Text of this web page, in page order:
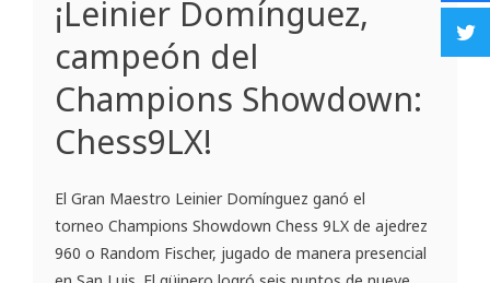
¡Leinier Domínguez,
campeón del
Champions Showdown:
Chess9LX!
El Gran Maestro Leinier Domínguez ganó el
torneo Champions Showdown Chess 9LX de ajedrez
960 o Random Fischer, jugado de manera presencial